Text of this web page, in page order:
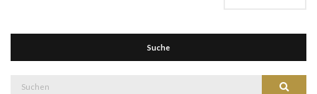
Suche
Suchen